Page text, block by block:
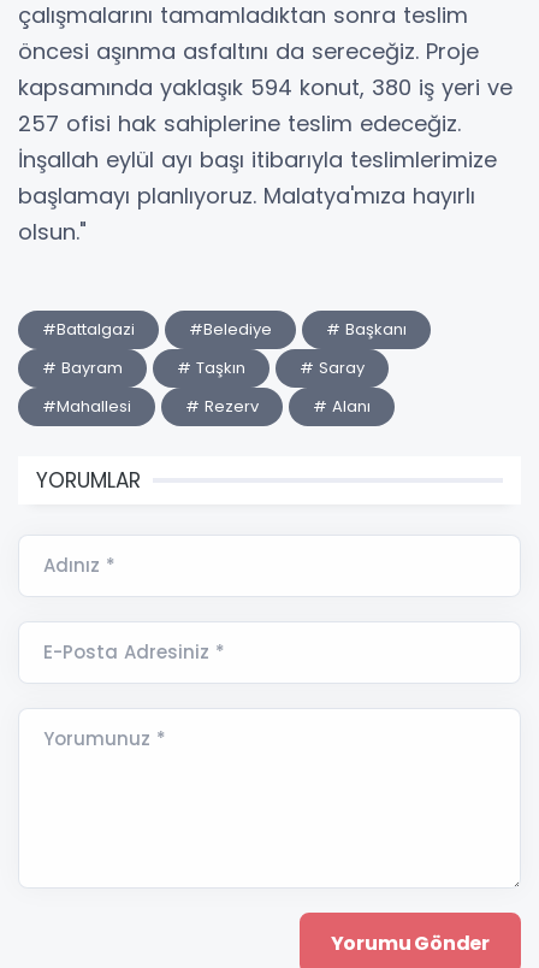
çalışmalarını tamamladıktan sonra teslim
öncesi aşınma asfaltını da sereceğiz. Proje
kapsamında yaklaşık 594 konut, 380 iş yeri ve
257 ofisi hak sahiplerine teslim edeceğiz.
İnşallah eylül ayı başı itibarıyla teslimlerimize
başlamayı planlıyoruz. Malatya'mıza hayırlı
olsun."
#Battalgazi #Belediye
# Başkanı
# Bayram
# Taşkın
# Saray
#Mahallesi
# Rezerv # Alanı
YORUMLAR
Adınız *
E-Posta Adresiniz *
Yorumunuz *